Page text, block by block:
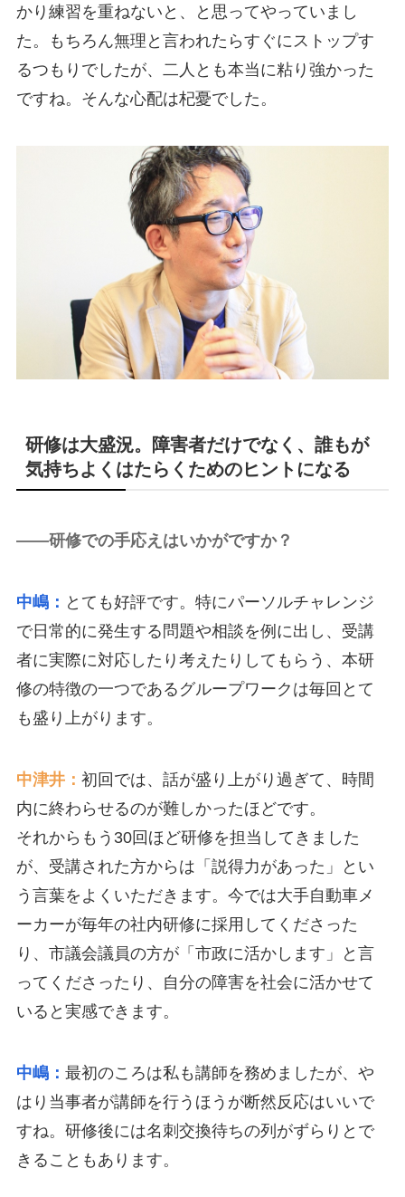
かり練習を重ねないと、と思ってやっていまし
た。もちろん無理と言われたらすぐにストップす
るつもりでしたが、二人とも本当に粘り強かった
ですね。そんな心配は杞憂でした。
研修は大盛況。障害者だけでなく、誰もが
気持ちよくはたらくためのヒントになる
――研修での手応えはいかがですか？
中嶋： とても好評です。特にパーソルチャレンジ
で日常的に発生する問題や相談を例に出し、受講
者に実際に対応したり考えたりしてもらう、本研
修の特徴の一つであるグループワークは毎回とて
も盛り上がります。
中津井： 初回では、話が盛り上がり過ぎて、時間
内に終わらせるのが難しかったほどです。
それからもう30回ほど研修を担当してきました
が、受講された方からは「説得力があった」とい
う言葉をよくいただきます。今では大手自動車メ
ーカーが毎年の社内研修に採用してくださった
り、市議会議員の方が「市政に活かします」と言
ってくださったり、自分の障害を社会に活かせて
いると実感できます。
中嶋： 最初のころは私も講師を務めましたが、や
はり当事者が講師を行うほうが断然反応はいいで
すね。研修後には名刺交換待ちの列がずらりとで
きることもあります。